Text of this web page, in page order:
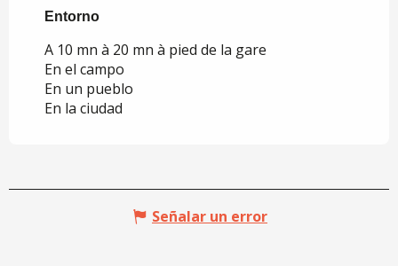
Entorno
Entorno
A 10 mn à 20 mn à pied de la gare
En el campo
En un pueblo
En la ciudad
Señalar un error